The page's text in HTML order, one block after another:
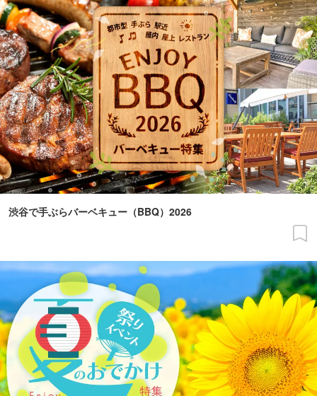
渋谷で手ぶらバーベキュー（BBQ）2026